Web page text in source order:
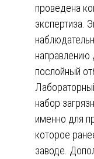
проведена
экспертиза.
послойный
набор
именно для
которое
заводе.